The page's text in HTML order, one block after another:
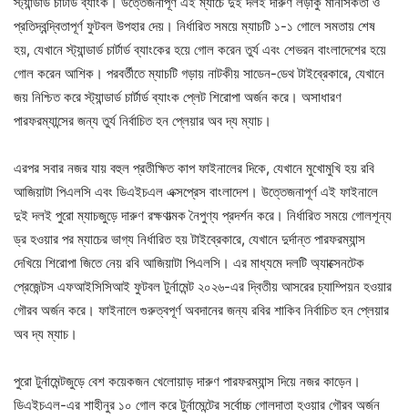
প্রতিদ্বন্দ্বিতাপূর্ণ ফুটবল উপহার দেয়। নির্ধারিত সময়ে ম্যাচটি ১-১ গোলে সমতায় শেষ
হয়, যেখানে স্ট্যান্ডার্ড চার্টার্ড ব্যাংকের হয়ে গোল করেন তুর্য এবং শেভরন বাংলাদেশের হয়ে
গোল করেন আশিক। পরবর্তীতে ম্যাচটি গড়ায় নাটকীয় সাডেন-ডেথ টাইব্রেকারে, যেখানে
জয় নিশ্চিত করে স্ট্যান্ডার্ড চার্টার্ড ব্যাংক প্লেট শিরোপা অর্জন করে। অসাধারণ
পারফরম্যান্সের জন্য তুর্য নির্বাচিত হন প্লেয়ার অব দ্য ম্যাচ।
এরপর সবার নজর যায় বহুল প্রতীক্ষিত কাপ ফাইনালের দিকে, যেখানে মুখোমুখি হয় রবি
আজিয়াটা পিএলসি এবং ডিএইচএল এক্সপ্রেস বাংলাদেশ। উত্তেজনাপূর্ণ এই ফাইনালে
দুই দলই পুরো ম্যাচজুড়ে দারুণ রক্ষণাত্মক নৈপুণ্য প্রদর্শন করে। নির্ধারিত সময়ে গোলশূন্য
ড্র হওয়ার পর ম্যাচের ভাগ্য নির্ধারিত হয় টাইব্রেকারে, যেখানে দুর্দান্ত পারফরম্যান্স
দেখিয়ে শিরোপা জিতে নেয় রবি আজিয়াটা পিএলসি। এর মাধ্যমে দলটি অ্যাক্সেনটেক
প্রেজেন্টস এফআইসিসিআই ফুটবল টুর্নামেন্ট ২০২৬-এর দ্বিতীয় আসরের চ্যাম্পিয়ন হওয়ার
গৌরব অর্জন করে। ফাইনালে গুরুত্বপূর্ণ অবদানের জন্য রবির শাকিব নির্বাচিত হন প্লেয়ার
অব দ্য ম্যাচ।
পুরো টুর্নামেন্টজুড়ে বেশ কয়েকজন খেলোয়াড় দারুণ পারফরম্যান্স দিয়ে নজর কাড়েন।
ডিএইচএল-এর শাহীনুর ১০ গোল করে টুর্নামেন্টের সর্বোচ্চ গোলদাতা হওয়ার গৌরব অর্জন